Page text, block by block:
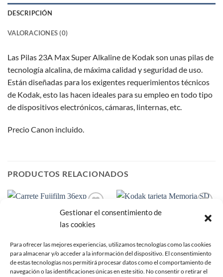
Gestionar el consentimiento de
las cookies
Para ofrecer las mejores experiencias, utilizamos tecnologías como las cookies
para almacenar y/o acceder a la información del dispositivo. El consentimiento
de estas tecnologías nos permitirá procesar datos como el comportamiento de
navegación o las identificaciones únicas en este sitio. No consentir o retirar el
DESCRIPCIÓN
VALORACIONES (0)
Las Pilas 23A Max Super Alkaline de Kodak son unas pilas de
tecnología alcalina, de máxima calidad y seguridad de uso.
Están diseñadas para los exigentes requerimientos técnicos
de Kodak, esto las hacen ideales para su empleo en todo tipo
de dispositivos electrónicos, cámaras, linternas, etc.
Precio Canon incluido.
PRODUCTOS RELACIONADOS
Añadir
lista de
SIN EXISTENCIAS
Añadir
a la